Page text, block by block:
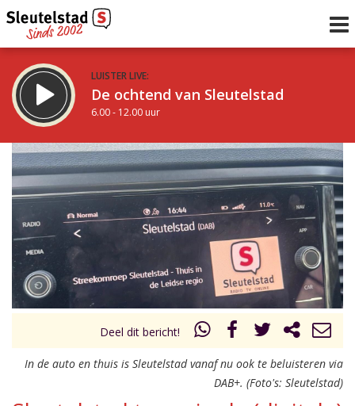
LUISTER LIVE:
De ochtend van Sleutelstad
6.00 - 12.00 uur
STRAKS:
De middag van Sleutelstad
12.00 - 18.00 uur
Vorig uur
uur 1 van 0 Volgend uur
Deel dit bericht!
In de auto en thuis is Sleutelstad vanaf nu ook te beluisteren via
DAB+. (Foto's: Sleutelstad)